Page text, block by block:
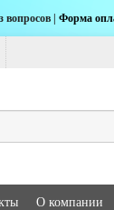
вопросов | Форма
О компании